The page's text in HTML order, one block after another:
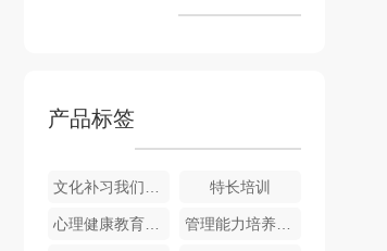
产品标签
文化补习我们做的尝试-汉中素质教育学校 特长培训
心理健康教育活动 青少年心理健康辅导 管理能力培养-宝鸡青少年特训学校